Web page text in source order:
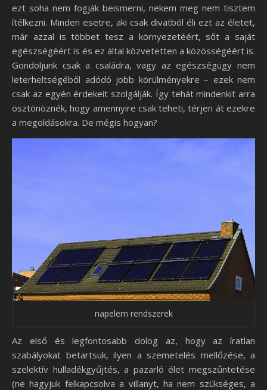
ezt soha nem fogják beismerni, nekem meg nem tisztem
ítélkezni. Minden esetre, aki csak divatból éli ezt az életet,
már azzal is többet tesz a környezetéért, sőt a saját
egészségéért is és ez által közvetetten a közösségéért is.
Gondoljunk csak a családra, vagy az egészségügy nem
leterheltségéből adódó jobb körülményekre – ezek nem
csak az egyén érdekeit szolgálják. Így tehát mindenkit arra
ösztönöznék, hogy amennyire csak teheti, térjen át ezekre
a megoldásokra. De mégis hogyan?
napelem rendszerek
Az első és legfontosabb dolog az, hogy az íratlan
szabályokat betartsuk, ilyen a szemetelés mellőzése, a
szelektív hulladékgyűjtés, a pazarló élet megszűntetése
(ne hagyjuk felkapcsolva a villanyt, ha nem szükséges, a